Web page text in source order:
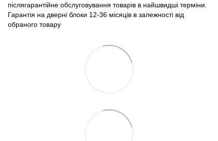
післягарантійне обслуговування товарів в найшвидші терміни.
Гарантія на дверні блоки 12-36 місяців в залежності від
обраного товару